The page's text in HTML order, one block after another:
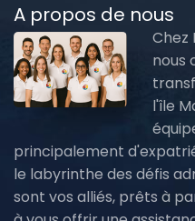
A propos de nous
Chez
nous
l'île
principalement
le labyrinthe des défis
sont vos alliés, prêts à